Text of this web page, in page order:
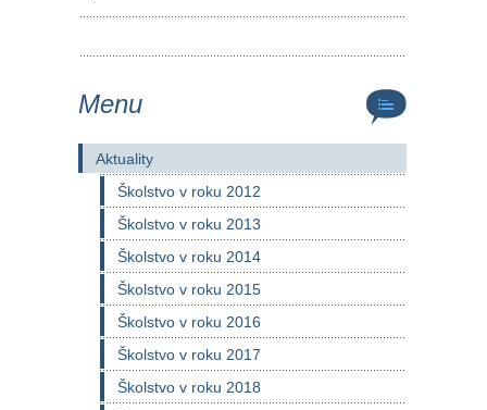
Menu
Aktuality
Školstvo v roku 2012
Školstvo v roku 2013
Školstvo v roku 2014
Školstvo v roku 2015
Školstvo v roku 2016
Školstvo v roku 2017
Školstvo v roku 2018